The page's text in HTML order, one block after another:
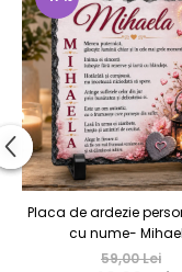
Placa de ardezie
cu nume-
59,00 Lei